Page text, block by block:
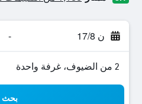
ن 17/8 -
2 من الضيوف، غرفة واحدة
بحث